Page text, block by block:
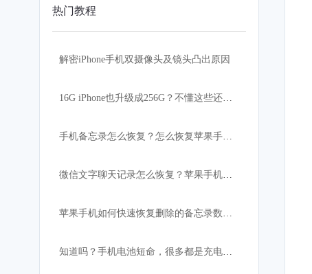
热门教程
解密iPhone手机双摄像头及镜头凸出原因
16G iPhone也升级成256G？不懂这些还真的不行！
手机备忘录怎么恢复？怎么恢复苹果手机突然消失的备忘录内容
微信文字聊天记录怎么恢复？苹果手机微信数据恢复教程
苹果手机如何快速恢复删除的备忘录数据:iPhone必备
知道吗？手机电池短命，很多都是充电宝惹的祸！